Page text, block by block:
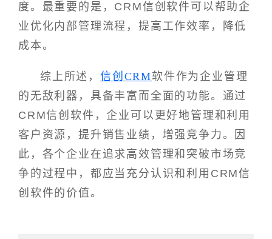
度。最重要的是，CRM信创软件可以帮助企
业优化内部管理流程，提高工作效率，降低
成本。
综上所述， 信创CRM软件作为企业管理
的无敌利器，具备丰富而全面的功能。通过
CRM信创软件，企业可以更好地管理和利用
客户资源，提升销售业绩，增强竞争力。因
此，各个企业在追求高效管理和突破市场竞
争的过程中，都应当充分认识和利用CRM信
创软件的价值。